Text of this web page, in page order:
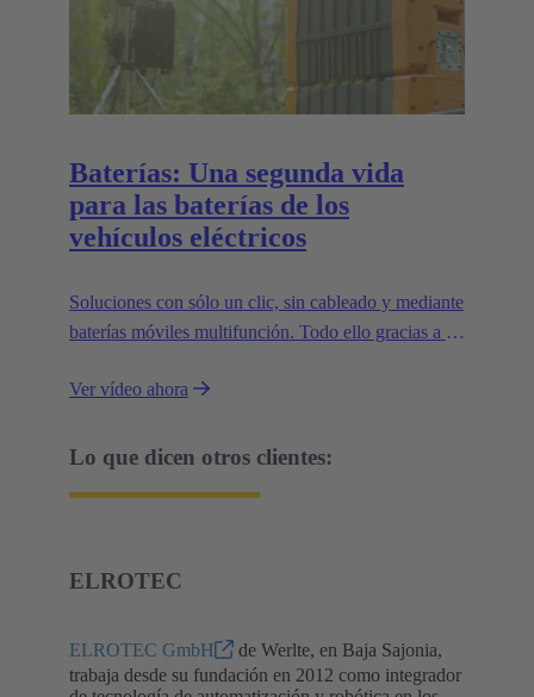
Baterías: Una segunda vida
para las baterías de los
vehículos eléctricos
Soluciones con sólo un clic, sin cableado y mediante
baterías móviles multifunción. Todo ello gracias a la
Ver vídeo ahora
Lo que dicen otros clientes:
ELROTEC
ELROTEC GmbH
de Werlte, en Baja Sajonia,
trabaja desde su fundación en 2012 como integrador